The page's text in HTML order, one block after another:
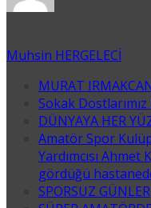
Muhsin HERGELECİ
MURAT
Sokak
DÜNYAYA HER
Amatör Spor
Yardımcısı
gördüğü
SPORSUZ GÜNLER